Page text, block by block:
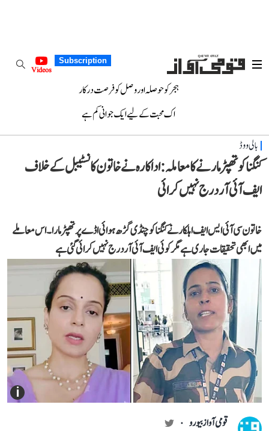
Subscription
Videos
ہجر کو حوصلہ اور وصل کو فرصت درکار
اک محبت کے لیے ایک جوانی کم ہے
بالی ووڈ
کنگنا کو تھپڑ مارنے کا معاملہ: اداکارہ نے خاتون کانسٹیبل کے خلاف
ایف آئی آر درج نہیں کرائی
خاتون سی آئی ایس ایف اہلکار نے کنگنا کو چنڈی گڑھ ہوائی اڈے پر تھپڑ مارا۔ اس معاملے
میں ابھی تحقیقات جاری ہے مگر کوئی ایف آئی آر درج نہیں کرائی گئی ہے
i
قومی آواز بیورو